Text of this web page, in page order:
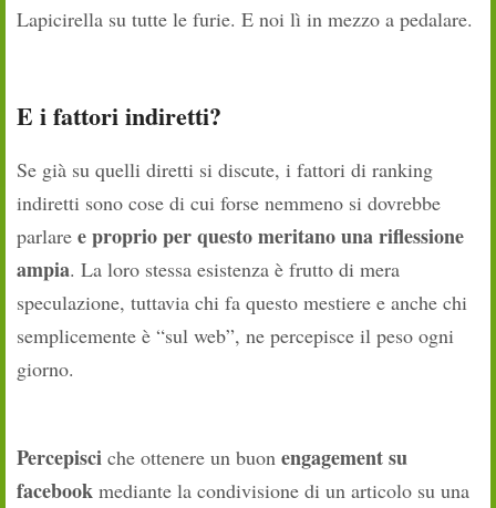
Lapicirella su tutte le furie. E noi lì in mezzo a pedalare.
E i fattori indiretti?
Se già su quelli diretti si discute, i fattori di ranking
indiretti sono cose di cui forse nemmeno si dovrebbe
parlare e proprio per questo meritano una riflessione
ampia. La loro stessa esistenza è frutto di mera
speculazione, tuttavia chi fa questo mestiere e anche chi
semplicemente è “sul web”, ne percepisce il peso ogni
giorno.
Percepisci che ottenere un buon engagement su
facebook mediante la condivisione di un articolo su una